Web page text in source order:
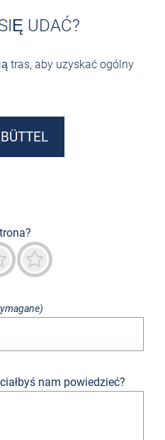
UDAĆ?
tras, aby uzyskać ogólny
Znakomity
dobry
nam powiedzieć?